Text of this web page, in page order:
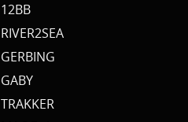
12BB
RIVER2SEA
GERBING
GABY
TRAKKER